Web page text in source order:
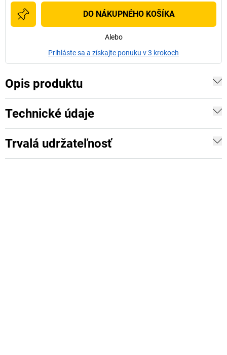
DO NÁKUPNÉHO KOŠÍKA
Alebo
Prihláste sa a získajte ponuku v 3 krokoch
Opis produktu
Technické údaje
Trvalá udržateľnosť